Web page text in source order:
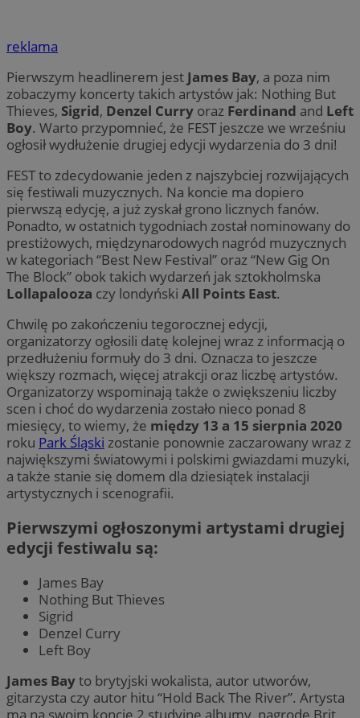
reklama
Pierwszym headlinerem jest James Bay, a poza nim
zobaczymy koncerty takich artystów jak: Nothing But
Thieves, Sigrid, Denzel Curry oraz Ferdinand and Left
Boy. Warto przypomnieć, że FEST jeszcze we wrześniu
ogłosił wydłużenie drugiej edycji wydarzenia do 3 dni!
FEST to zdecydowanie jeden z najszybciej rozwijających
się festiwali muzycznych. Na koncie ma dopiero
pierwszą edycję, a już zyskał grono licznych fanów.
Ponadto, w ostatnich tygodniach został nominowany do
prestiżowych, międzynarodowych nagród muzycznych
w kategoriach “Best New Festival” oraz “New Gig On
The Block” obok takich wydarzeń jak sztokholmska
Lollapalooza czy londyński All Points East.
Chwilę po zakończeniu tegorocznej edycji,
organizatorzy ogłosili datę kolejnej wraz z informacją o
przedłużeniu formuły do 3 dni. Oznacza to jeszcze
większy rozmach, więcej atrakcji oraz liczbę artystów.
Organizatorzy wspominają także o zwiększeniu liczby
scen i choć do wydarzenia zostało nieco ponad 8
miesięcy, to wiemy, że między 13 a 15 sierpnia 2020
roku Park Śląski zostanie ponownie zaczarowany wraz z
największymi światowymi i polskimi gwiazdami muzyki,
a także stanie się domem dla dziesiątek instalacji
artystycznych i scenografii.
Pierwszymi ogłoszonymi artystami drugiej
edycji festiwalu są:
James Bay
Nothing But Thieves
Sigrid
Denzel Curry
Left Boy
James Bayto brytyjski wokalista, autor utworów,
gitarzysta czy autor hitu “Hold Back The River”. Artysta